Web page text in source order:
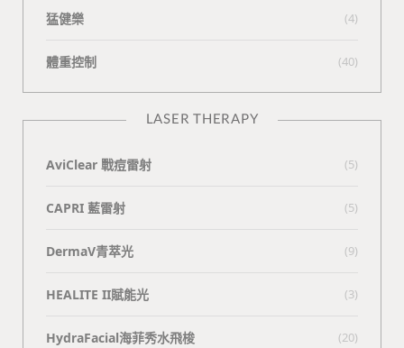
猛健樂 (4)
體重控制 (40)
LASER THERAPY
AviClear 戰痘雷射 (5)
CAPRI 藍雷射 (5)
DermaV青萃光 (9)
HEALITE II賦能光 (3)
HydraFacial海菲秀水飛梭 (20)